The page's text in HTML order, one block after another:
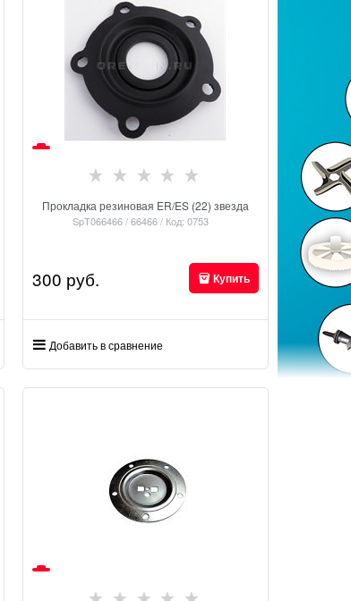
Прокладка резиновая ER/ES (22) звезда
SpT066466 / 66466 / Код: 0753
300 руб. Купить
Добавить в сравнение